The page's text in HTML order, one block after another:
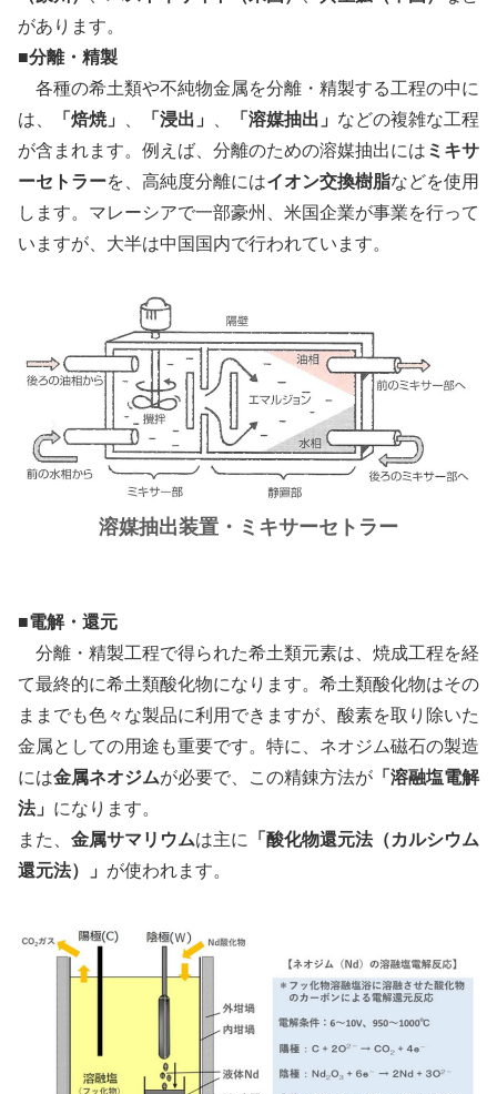
があります。
■分離・精製
各種の希土類や不純物金属を分離・精製する工程の中に
は、
「焙焼」 「浸出」 「溶媒抽出」 などの複雑な工程
が含まれます。例えば、分離のための溶媒抽出には ミキサ
ーセトラーを、高純度分離にはイオン交換樹脂などを使用
します。マレーシアで一部豪州、米国企業が事業を行って
いますが、大半は中国国内で行われています。
溶媒抽出装置・ミキサーセトラー
■電解・還元
分離・精製工程で得られた希土類元素は、焼成工程を経
て最終的に希土類酸化物になります。希土類酸化物はその
ままでも色々な製品に利用できますが、酸素を取り除いた
金属としての用途も重要です。特に、ネオジム磁石の製造
には金属ネオジムが必要で、この精錬方法が 「溶融塩電解
法」 になります。
また、 金属サマリウムは主に 「酸化物還元法（カルシウム
還元法）」 が使われます。